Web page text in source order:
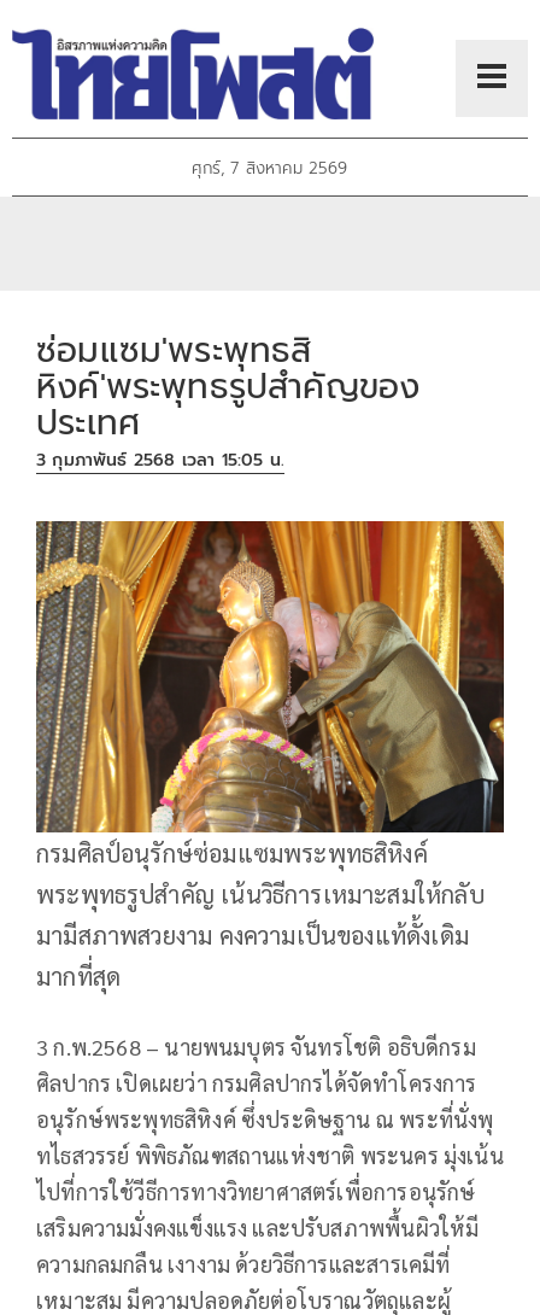
ศุกร์, 7 สิงหาคม 2569
ซ่อมแซม'พระพุทธสิ
หิงค์'พระพุทธรูปสำคัญของ
ประเทศ
3 กุมภาพันธ์ 2568 เวลา 15:05 น.
กรมศิลป์อนุรักษ์ซ่อมแซมพระพุทธสิหิงค์
พระพุทธรูปสำคัญ เน้นวิธีการเหมาะสมให้กลับ
มามีสภาพสวยงาม คงความเป็นของแท้ดั้งเดิม
มากที่สุด
3 ก.พ.2568 – นายพนมบุตร จันทรโชติ อธิบดีกรม
ศิลปากร เปิดเผยว่า กรมศิลปากรได้จัดทำโครงการ
อนุรักษ์พระพุทธสิหิงค์ ซึ่งประดิษฐาน ณ พระที่นั่งพุ
ทไธสวรรย์ พิพิธภัณฑสถานแห่งชาติ พระนคร มุ่งเน้น
ไปที่การใช้วีธีการทางวิทยาศาสตร์เพื่อการอนุรักษ์
เสริมความมั่งคงแข็งแรง และปรับสภาพพื้นผิวให้มี
ความกลมกลืน เงางาม ด้วยวิธีการและสารเคมีที่
เหมาะสม มีความปลอดภัยต่อโบราณวัตถุและผู้